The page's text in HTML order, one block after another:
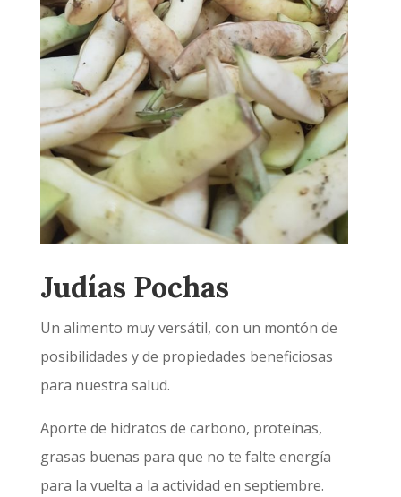
Judías Pochas
Un alimento muy versátil, con un montón de
posibilidades y de propiedades beneficiosas
para nuestra salud.
Aporte de hidratos de carbono, proteínas,
grasas buenas para que no te falte energía
para la vuelta a la actividad en septiembre.